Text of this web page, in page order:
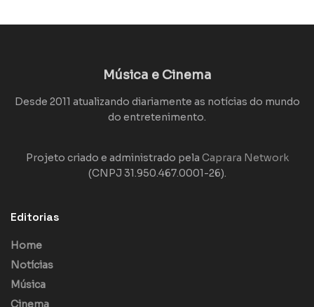
Música e Cinema
Desde 2011 atualizando diariamente as notícias do mundo
do entretenimento.
Projeto criado e administrado pela Caprara Network
(CNPJ 31.950.467.0001-26).
Editorias
Home
Notícias
Música
Cinema